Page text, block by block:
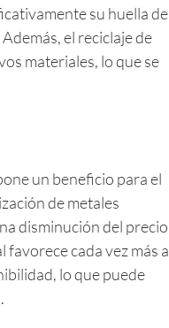
su huella de
el reciclaje de
materiales, lo que se
un beneficio para el
de metales
disminución del precio
cada vez más a
lo que puede